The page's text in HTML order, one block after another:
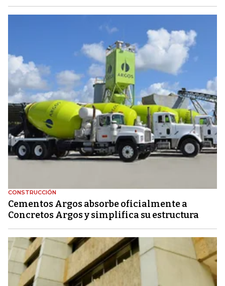
CONSTRUCCIÓN
Cementos Argos absorbe oficialmente a
Concretos Argos y simplifica su estructura